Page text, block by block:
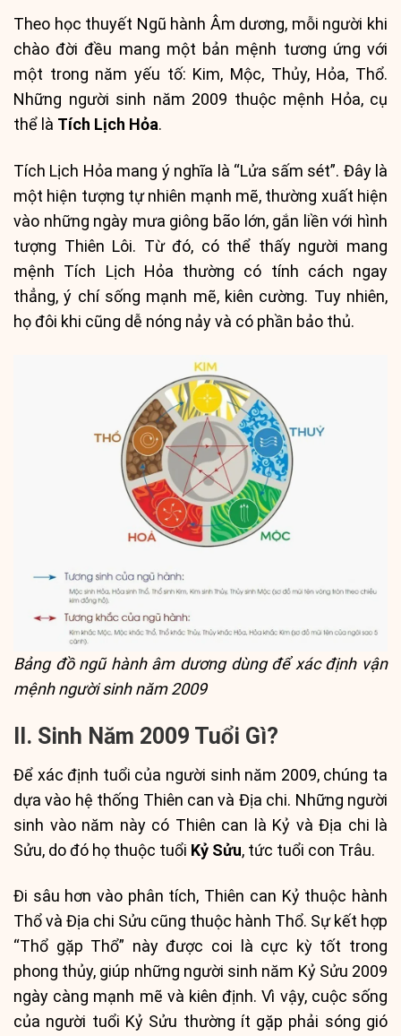
Theo học thuyết Ngũ hành Âm dương, mỗi người khi
chào đời đều mang một bản mệnh tương ứng với
một trong năm yếu tố: Kim, Mộc, Thủy, Hỏa, Thổ.
Những người sinh năm 2009 thuộc mệnh Hỏa, cụ
thể là Tích Lịch Hỏa.
Tích Lịch Hỏa mang ý nghĩa là “Lửa sấm sét”. Đây là
một hiện tượng tự nhiên mạnh mẽ, thường xuất hiện
vào những ngày mưa giông bão lớn, gắn liền với hình
tượng Thiên Lôi. Từ đó, có thể thấy người mang
mệnh Tích Lịch Hỏa thường có tính cách ngay
thẳng, ý chí sống mạnh mẽ, kiên cường. Tuy nhiên,
họ đôi khi cũng dễ nóng nảy và có phần bảo thủ.
Bảng đồ ngũ hành âm dương dùng để xác định vận
mệnh người sinh năm 2009
II. Sinh Năm 2009 Tuổi Gì?
Để xác định tuổi của người sinh năm 2009, chúng ta
dựa vào hệ thống Thiên can và Địa chi. Những người
sinh vào năm này có Thiên can là Kỷ và Địa chi là
Sửu, do đó họ thuộc tuổi Kỷ Sửu, tức tuổi con Trâu.
Đi sâu hơn vào phân tích, Thiên can Kỷ thuộc hành
Thổ và Địa chi Sửu cũng thuộc hành Thổ. Sự kết hợp
“Thổ gặp Thổ” này được coi là cực kỳ tốt trong
phong thủy, giúp những người sinh năm Kỷ Sửu 2009
ngày càng mạnh mẽ và kiên định. Vì vậy, cuộc sống
của người tuổi Kỷ Sửu thường ít gặp phải sóng gió